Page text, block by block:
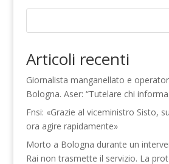
Articoli recenti
Giornalista manganellato e
Bologna. Aser: “Tutelare chi
Fnsi: «Grazie al viceministro Sisto,
ora agire rapidamente»
Morto a Bologna durante un
Rai non trasmette il servizio. La